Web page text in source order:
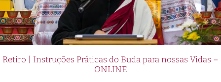
Retiro | Instruções Práticas do Buda para nossas Vidas –
ONLINE